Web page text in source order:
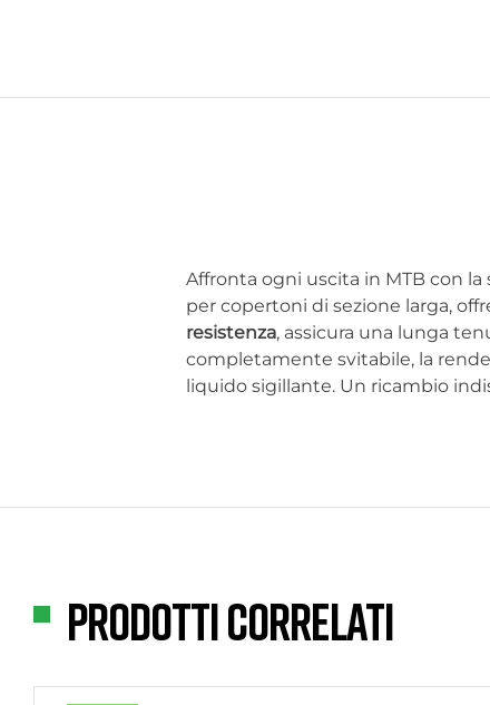
Affronta ogni uscita in MTB con la
per copertoni di sezione larga,
resistenza, assicura una lunga
completamente svitabile, la
liquido sigillante. Un ricambio
Prodotti correlati